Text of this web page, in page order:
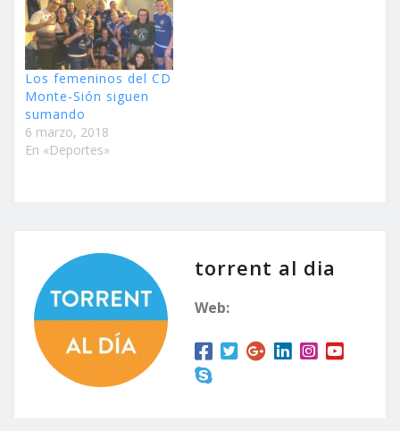
Los femeninos del CD
Monte-Sión siguen
sumando
6 marzo, 2018
En «Deportes»
torrent al dia
Web: